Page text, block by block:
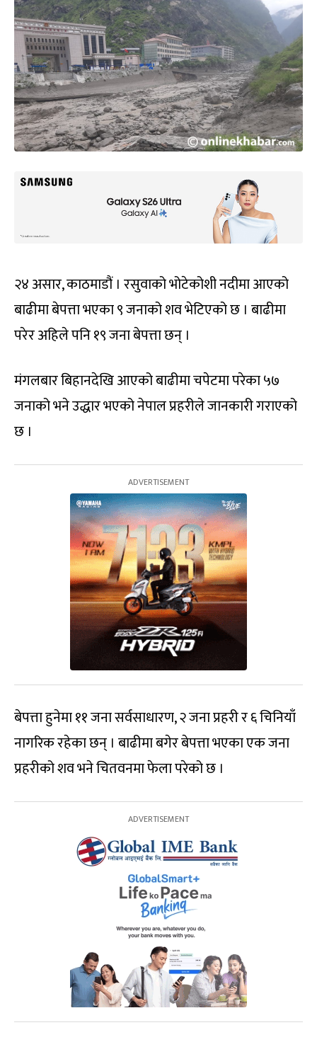
२४ असार, काठमाडौं । रसुवाको भोटेकोशी नदीमा आएको
बाढीमा बेपत्ता भएका ९ जनाको शव भेटिएको छ । बाढीमा
परेर अहिले पनि १९ जना बेपत्ता छन् ।
मंगलबार बिहानदेखि आएको बाढीमा चपेटमा परेका ५७
जनाको भने उद्धार भएको नेपाल प्रहरीले जानकारी गराएको
छ ।
बेपत्ता हुनेमा ११ जना सर्वसाधारण, २ जना प्रहरी र ६ चिनियाँ
नागरिक रहेका छन् । बाढीमा बगेर बेपत्ता भएका एक जना
प्रहरीको शव भने चितवनमा फेला परेको छ ।